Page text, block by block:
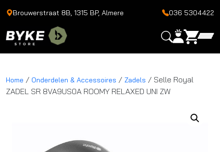
Brouwerstraat 8B, 1315 BP, Almere 036 5304422
Home / Onderdelen & Accessoires / Zadels / Selle Royal
ZADEL SR 8VA9US0A ROOMY RELAXED UNI ZW